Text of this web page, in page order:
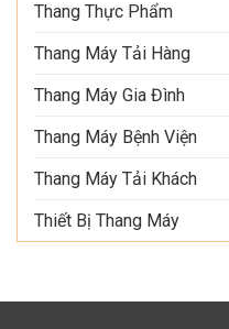
Thang Thực Phẩm
Thang Máy Tải Hàng
Thang Máy Gia Đình
Thang Máy Bệnh Viện
Thang Máy Tải Khách
Thiết Bị Thang Máy